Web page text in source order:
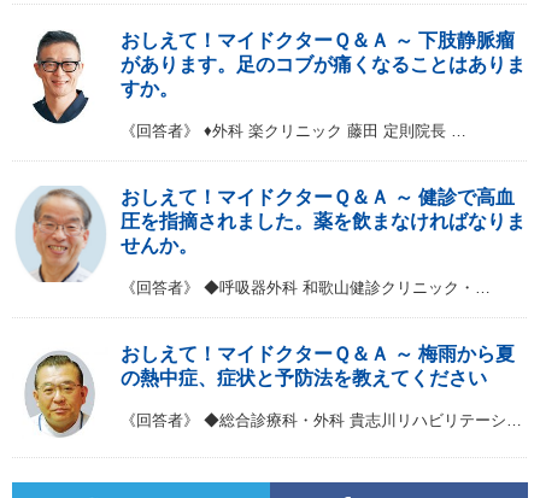
おしえて！マイドクターＱ＆Ａ ～ 下肢静脈瘤
があります。足のコブが痛くなることはありま
すか。
《回答者》 ♦外科 楽クリニック 藤田 定則院長 …
おしえて！マイドクターＱ＆Ａ ～ 健診で高血
圧を指摘されました。薬を飲まなければなりま
せんか。
《回答者》 ◆呼吸器外科 和歌山健診クリニック・…
おしえて！マイドクターＱ＆Ａ ～ 梅雨から夏
の熱中症、症状と予防法を教えてください
《回答者》 ◆総合診療科・外科 貴志川リハビリテーシ…